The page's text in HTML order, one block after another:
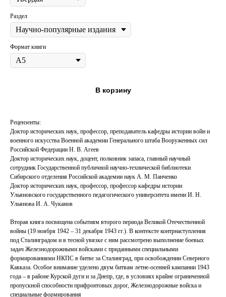
Раздел
Формат книги
В корзину
Рецензенты:
Доктор исторических наук, профессор, преподаватель кафедры истории войн и
военного искусства Военной академии Генерального штаба Вооруженных сил
Российской Федерации Н. В. Агеев
Доктор исторических наук, доцент, полковник запаса, главный научный
сотрудник Государственной публичной научно-технической библиотеки
Сибирского отделения Российской академии наук А. М. Панченко
Доктор исторических наук, профессор, профессор кафедры истории
Ульяновского государственного педагогического университета имени И. Н.
Ульянова И. А. Чуканов
Вторая книга посвящена событиям второго периода Великой Отечественной
войны (19 ноября 1942 – 31 декабря 1943 гг.). В контексте контрнаступления
под Сталинградом и в тесной увязке с ним рассмотрено выполнение боевых
задач Железнодорожными войсками с приданными специальными
формированиями НКПС в битве за Сталинград, при освобождении Северного
Кавказа. Особое внимание уделено двум битвам летне-осенней кампании 1943
года – в районе Курской дуги и за Днепр, где, в условиях крайне ограниченной
пропускной способности прифронтовых дорог, Железнодорожные войска и
специальные формирования